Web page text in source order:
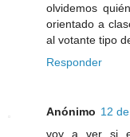
olvidemos
orientado a
al votante tipo
Responder
Anónimo 12
voy a ver si